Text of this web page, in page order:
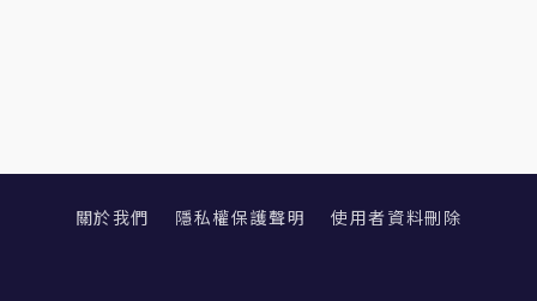
關於我們 隱私權保護聲明 使用者資料刪除